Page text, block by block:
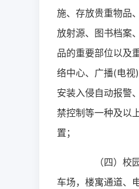
施、存放贵重物品
放射源、图书档案
品的重要部位以及
络中心、广播(电视)
安装入侵自动报警
禁控制等一种及以
置；
（四）校园
车场，楼寓通道、